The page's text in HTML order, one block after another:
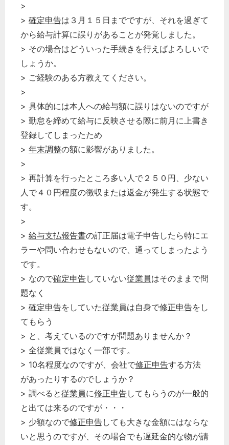
>
> 確定申告は３月１５日までですが、それを過ぎて
から給与計算に誤りがあることが発覚しました。
> その場合はどういった手続きを行えばよろしいで
しょうか。
> ご経験のある方教えてください。
>
> 具体的には本人への給与額に誤りはないのですが
> 勤怠を締めて給与に反映させる際に前月に上書き
登録してしまったため
> 年末調整の額に影響がありました。
>
> 再計算を行ったところ多い人で２５０円、少ない
人で４０円程度の徴収または返金が発生する状態で
す。
>
> 給与支払報告書の訂正届は電子申告したら特にエ
ラーや問い合わせもないので、通ってしまったよう
です。
> なので確定申告していない従業員はそのままで問
題なく
> 確定申告をしていた従業員は自身で修正申告をし
てもらう
> と、考えているのですが問題ありませんか？
> 全従業員ではなく一部です。
> 10名程度なのですが、会社で修正申告する方法
があったりするのでしょうか？
> 調べると従業員に修正申告してもらうのが一般的
と出ては来るのですが・・・
> 少額なので修正申告しても大きな金額にはならな
いと思うのですが、その場合でも遅延金的な物が請